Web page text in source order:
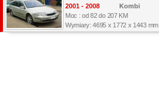
2001 - 2008
Kombi
Moc : od 82 do 207 KM
Wymiary: 4695 x 1772 x 1443 mm